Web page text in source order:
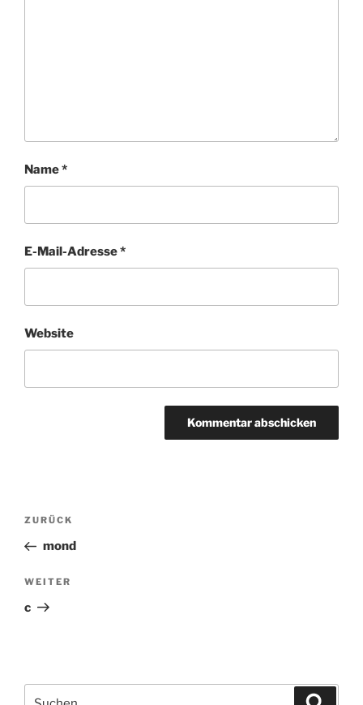
Name*
E-Mail-Adresse*
Website
Beitragsnavigation
Vorheriger
Beitrag
ZURÜCK
mond
Nächster
Beitrag
WEITER
c